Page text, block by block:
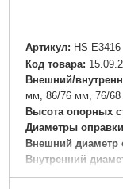
Артикул: HS-E3416
Код товара:
Внешний/
мм, 86/76 мм, 76/68
Высота опорных
Диаметры
Внешний диаметр
Внутренний
Длина опорной